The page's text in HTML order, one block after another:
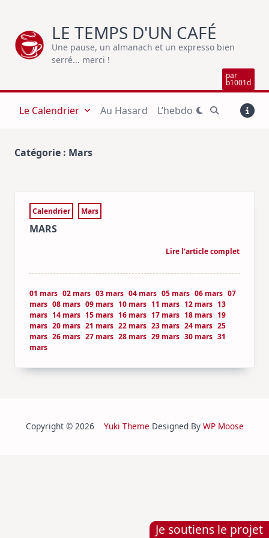
Je soutiens le projet
content
LE TEMPS D'UN CAFÉ
Une pause, un almanach et un expresso bien
serré... merci !
par
b1001d
Le Calendrier Au Hasard L’hebdo
Catégorie : Mars
Calendrier Mars
MARS
Lire l'article complet
01 mars 02 mars 03 mars 04 mars 05 mars 06 mars 07
mars 08 mars 09 mars 10 mars 11 mars 12 mars 13
mars 14 mars 15 mars 16 mars 17 mars 18 mars 19
mars 20 mars 21 mars 22 mars 23 mars 24 mars 25
mars 26 mars 27 mars 28 mars 29 mars 30 mars 31
mars
Copyright © 2026 Yuki Theme Designed By WP Moose